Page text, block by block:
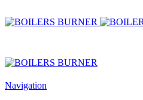
Navigation